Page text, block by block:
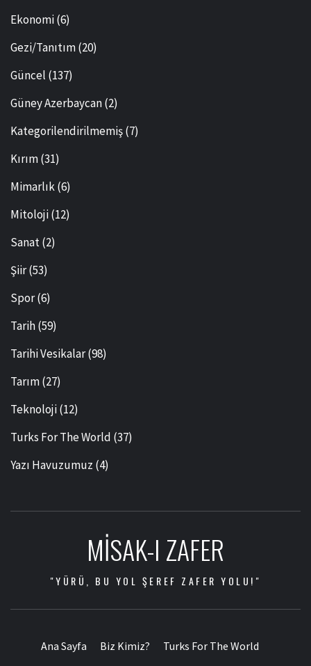
Ekonomi(6)
Gezi/Tanıtım(20)
Güncel (137)
Güney Azerbaycan(2)
Kategorilendirilmemiş(7)
Kırım(31)
Mimarlık(6)
Mitoloji(12)
Sanat(2)
Şiir(53)
Spor(6)
Tarih(59)
Tarihi Vesikalar(98)
Tarım(27)
Teknoloji(12)
Turks For The World (37)
Yazı Havuzumuz (4)
MISAK-I ZAFER
"YÜRÜ, BU YOL ŞEREF ZAFER YOLU!"
Ana Sayfa Biz Kimiz? Turks For The World